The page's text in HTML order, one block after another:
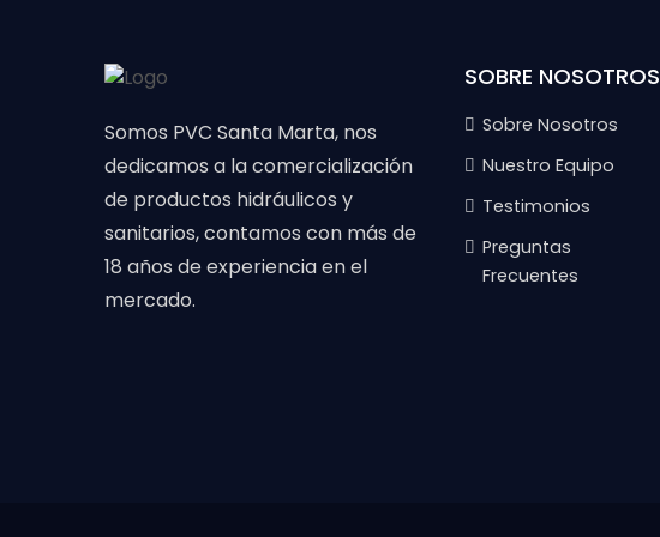
Somos PVC Santa Marta, nos
dedicamos a la comercialización
de productos hidráulicos y
sanitarios, contamos con más de
18 años de experiencia en el
mercado.
SOBRE NOSOTROS
Sobre Nosotros
Nuestro Equipo
Testimonios
Preguntas
Frecuentes